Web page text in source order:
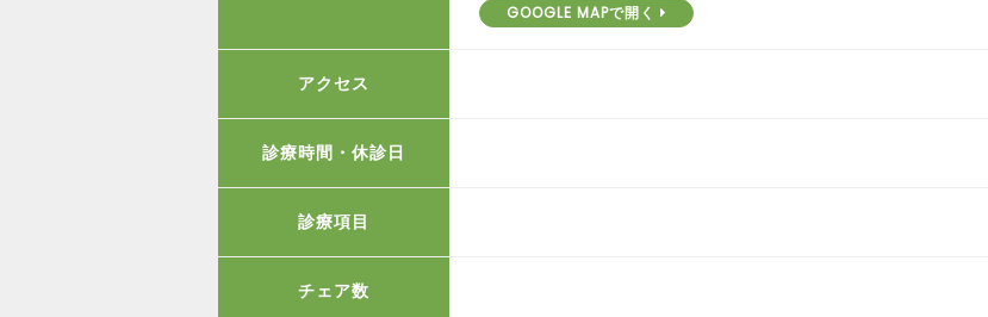
GOOGLE MAPで開く
アクセス
診療時間・休診日
診療項目
チェア数